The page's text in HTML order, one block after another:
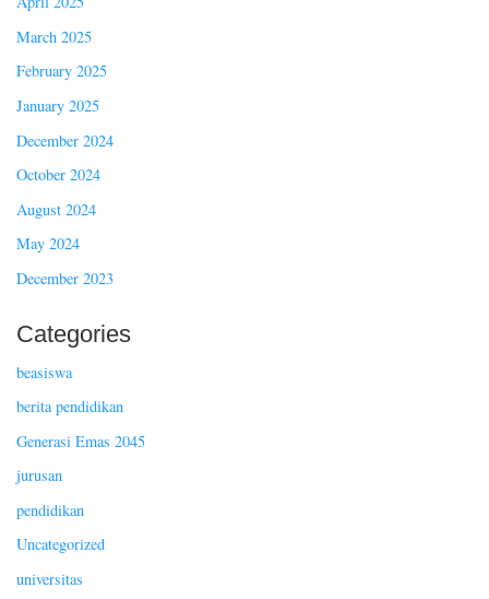
March 2025
February 2025
January 2025
December 2024
October 2024
August 2024
May 2024
December 2023
Categories
beasiswa
berita pendidikan
Generasi Emas 2045
jurusan
pendidikan
Uncategorized
universitas